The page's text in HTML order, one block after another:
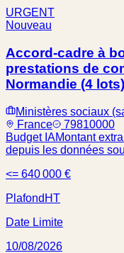
URGENT
Nouveau
Accord-cadre à
prestations de
Normandie (4 lots)
Ministères sociaux
France
79810000
Budget IAMontant
depuis les données
<= 640 000 €
Plafond HT
Date Limite
10/08/2026